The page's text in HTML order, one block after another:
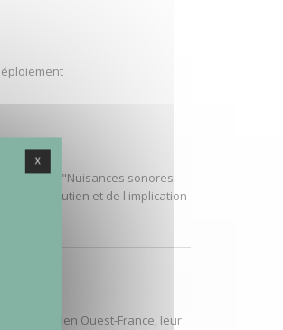
article "Nuisances sonores.
du soutien et de l'implication
du quotidien Ouest-France, leur
X